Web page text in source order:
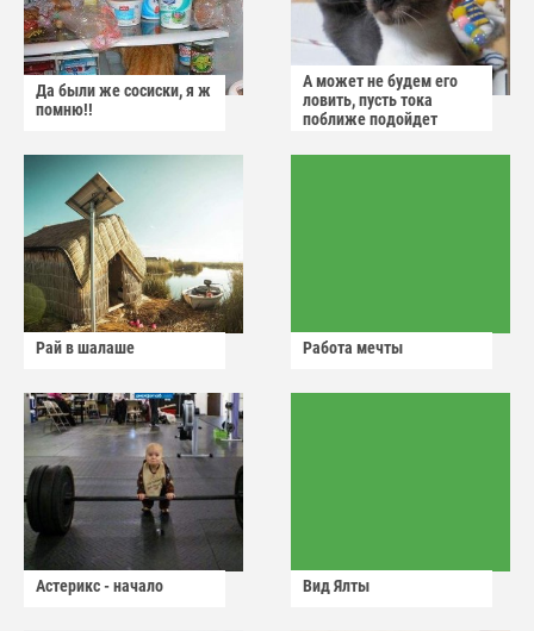
Да были же сосиски, я ж
помню!!
А может не будем его
ловить, пусть тока
поближе подойдет
Рай в шалаше Работа мечты
Астерикс - начало Вид Ялты